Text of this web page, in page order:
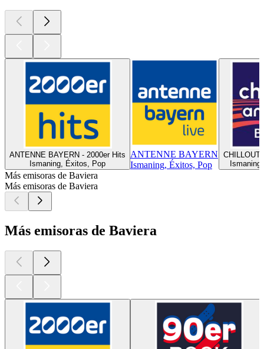
ANTENNE BAYERN - 2000er Hits
Ismaning, Éxitos, Pop
ANTENNE BAYERN
Ismaning, Éxitos, Pop
CHILLOUT
Más emisoras de Baviera
Más emisoras de Baviera
Más emisoras de Baviera